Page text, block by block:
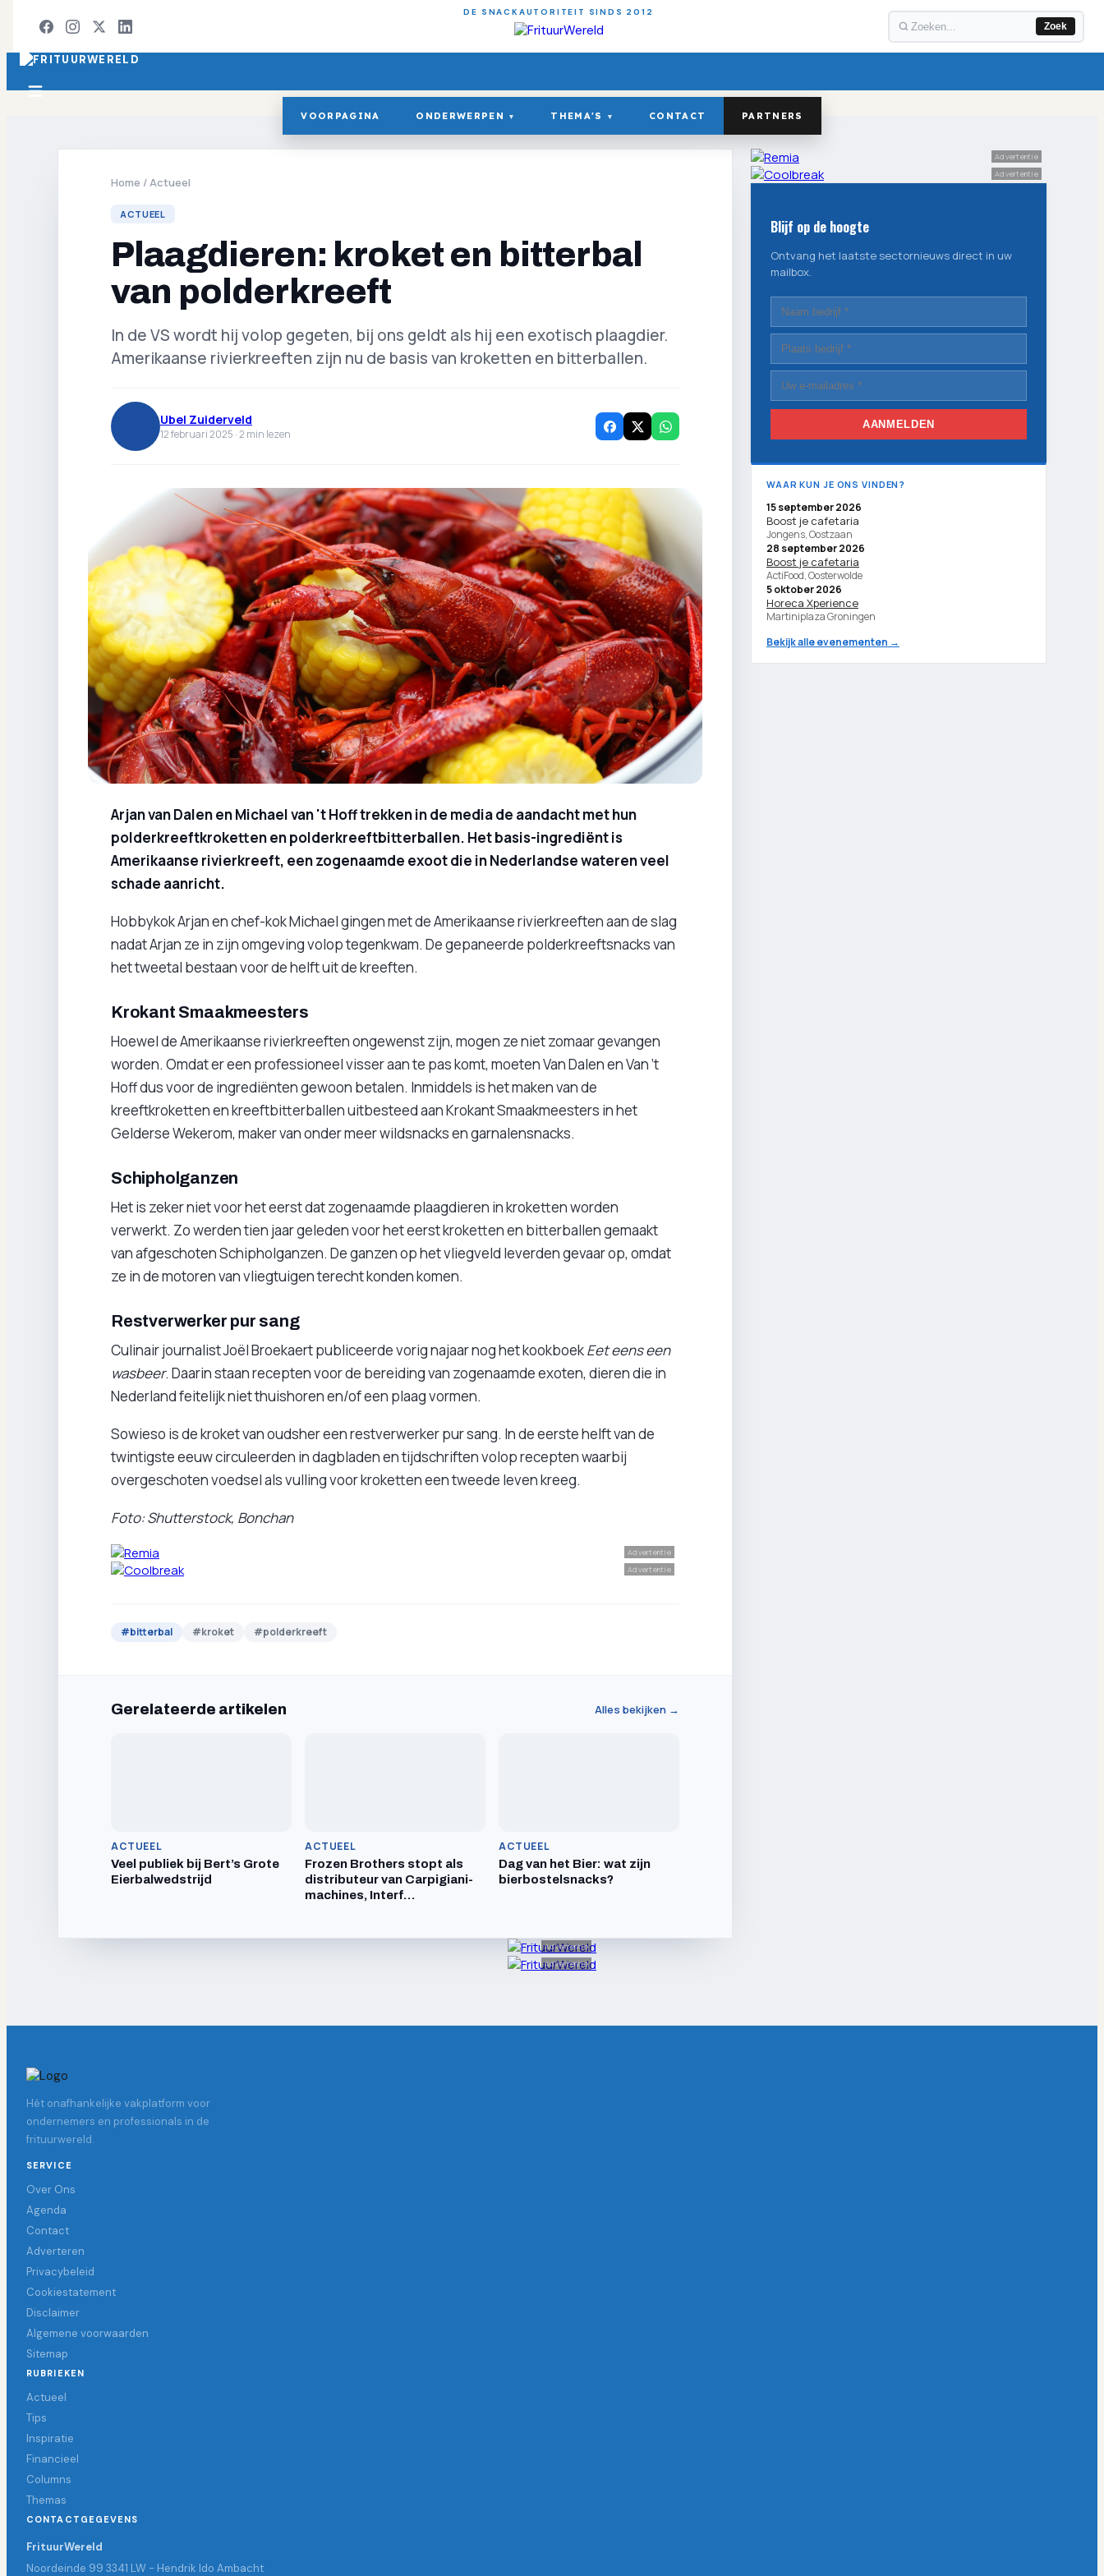
DE SNACKAUTORITEIT SINDS 2012
Zoek
VOORPAGINA ONDERWERPEN ▾ THEMA'S ▾ CONTACT PARTNERS
Home /Actueel
ACTUEEL
Plaagdieren: kroket en bitterbal
van polderkreeft
In de VS wordt hij volop gegeten, bij ons geldt als hij een exotisch plaagdier.
Amerikaanse rivierkreeften zijn nu de basis van kroketten en bitterballen.
Ubel Zuiderveld
12 februari 2025 ·2 min lezen
Arjan van Dalen en Michael van 't Hoff trekken in de media de aandacht met hun
polderkreeftkroketten en polderkreeftbitterballen. Het basis-ingrediënt is
Amerikaanse rivierkreeft, een zogenaamde exoot die in Nederlandse wateren veel
schade aanricht.
Hobbykok Arjan en chef-kok Michael gingen met de Amerikaanse rivierkreeften aan de slag
nadat Arjan ze in zijn omgeving volop tegenkwam. De gepaneerde polderkreeftsnacks van
het tweetal bestaan voor de helft uit de kreeften.
Krokant Smaakmeesters
Hoewel de Amerikaanse rivierkreeften ongewenst zijn, mogen ze niet zomaar gevangen
worden. Omdat er een professioneel visser aan te pas komt, moeten Van Dalen en Van ’t
Hoff dus voor de ingrediënten gewoon betalen. Inmiddels is het maken van de
kreeftkroketten en kreeftbitterballen uitbesteed aan Krokant Smaakmeesters in het
Gelderse Wekerom, maker van onder meer wildsnacks en garnalensnacks.
Schipholganzen
Het is zeker niet voor het eerst dat zogenaamde plaagdieren in kroketten worden
verwerkt. Zo werden tien jaar geleden voor het eerst kroketten en bitterballen gemaakt
van afgeschoten Schipholganzen. De ganzen op het vliegveld leverden gevaar op, omdat
ze in de motoren van vliegtuigen terecht konden komen.
Restverwerker pur sang
Culinair journalist Joël Broekaert publiceerde vorig najaar nog het kookboekEet eens een
wasbeer. Daarin staan recepten voor de bereiding van zogenaamde exoten, dieren die in
Nederland feitelijk niet thuishoren en/of een plaag vormen.
Sowieso is de kroket van oudsher een restverwerker pur sang. In de eerste helft van de
twintigste eeuw circuleerden in dagbladen en tijdschriften volop recepten waarbij
overgeschoten voedsel als vulling voor kroketten een tweede leven kreeg.
Foto: Shutterstock, Bonchan
Advertentie
Advertentie
#bitterbal #kroket #polderkreeft
Gerelateerde artikelen Alles bekijken →
ACTUEEL
Veel publiek bij Bert’s Grote
Eierbalwedstrijd
ACTUEEL
Frozen Brothers stopt als
distributeur van Carpigiani-
machines, Interf…
ACTUEEL
Dag van het Bier: wat zijn
bierbostelsnacks?
Advertentie
Advertentie
Blijf op de hoogte
Ontvang het laatste sectornieuws direct in uw
mailbox.
AANMELDEN
WAAR KUN JE ONS VINDEN?
15 september 2026
Boost je cafetaria
Jongens, Oostzaan
28 september 2026
Boost je cafetaria
ActiFood, Oosterwolde
5 oktober 2026
Horeca Xperience
Martiniplaza Groningen
Bekijk alle evenementen →
Advertentie
Advertentie
Hét onafhankelijke vakplatform voor
ondernemers en professionals in de
frituurwereld.
SERVICE
Over Ons
Agenda
Contact
Adverteren
Privacybeleid
Cookiestatement
Disclaimer
Algemene voorwaarden
Sitemap
RUBRIEKEN
Actueel
Tips
Inspiratie
Financieel
Columns
Themas
CONTACTGEGEVENS
FrituurWereld
Noordeinde 99 3341 LW - Hendrik Ido Ambacht